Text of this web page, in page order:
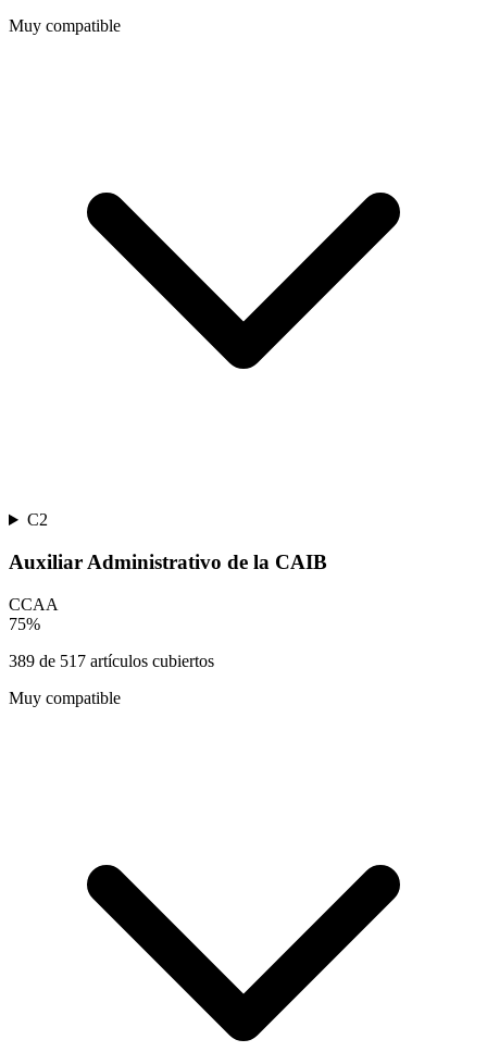
Muy compatible
C2
Auxiliar Administrativo de la CAIB
CCAA
75%
389 de 517 artículos cubiertos
Muy compatible